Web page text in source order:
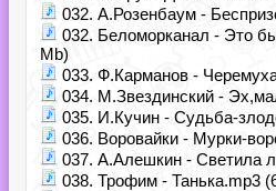
032. А.Розенбаум -
032. Беломорканал - Это
Mb)
033. Ф.Карманов -
034. М.Звездинский -
035. И.Кучин - Судьба-
036. Воровайки - Мурки-
037. А.Алешкин - Светила
038. Трофим - Танька.mp3